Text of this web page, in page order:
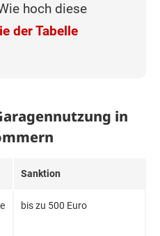
hoch diese
der Tabelle
in
Sanktion
bis zu 500 Euro